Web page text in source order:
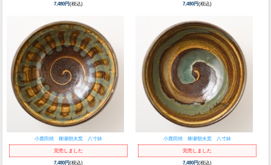
7,480円(税込) 7,480円(税込)
小鹿田焼 柳瀬朝夫窯 八寸鉢
完売しました
7,480円(税込)
小鹿田焼 柳瀬朝夫窯 八寸鉢
完売しました
7,480円(税込)